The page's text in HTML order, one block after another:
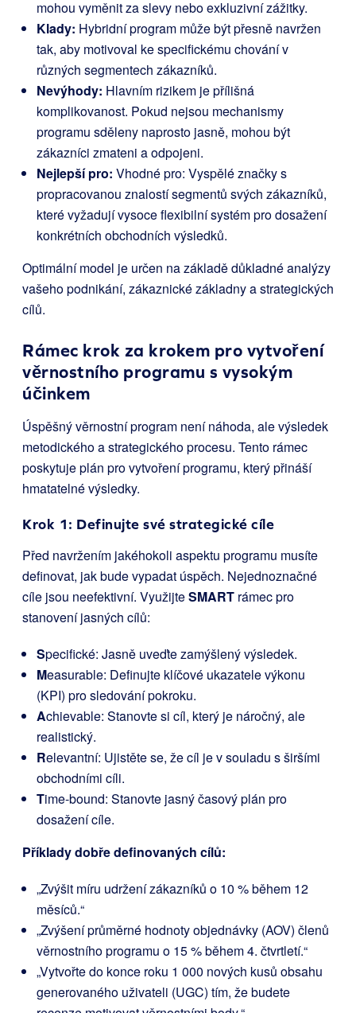
mohou vyměnit za slevy nebo exkluzivní zážitky.
Klady: Hybridní program může být přesně navržen
tak, aby motivoval ke specifickému chování v
různých segmentech zákazníků.
Nevýhody: Hlavním rizikem je přílišná
komplikovanost. Pokud nejsou mechanismy
programu sděleny naprosto jasně, mohou být
zákazníci zmateni a odpojeni.
Nejlepší pro: Vhodné pro: Vyspělé značky s
propracovanou znalostí segmentů svých zákazníků,
které vyžadují vysoce flexibilní systém pro dosažení
konkrétních obchodních výsledků.
Optimální model je určen na základě důkladné analýzy
vašeho podnikání, zákaznické základny a strategických
cílů.
Rámec krok za krokem pro vytvoření
věrnostního programu s vysokým
účinkem
Úspěšný věrnostní program není náhoda, ale výsledek
metodického a strategického procesu. Tento rámec
poskytuje plán pro vytvoření programu, který přináší
hmatatelné výsledky.
Krok 1: Definujte své strategické cíle
Před navržením jakéhokoli aspektu programu musíte
definovat, jak bude vypadat úspěch. Nejednoznačné
cíle jsou neefektivní. VyužijteSMART rámec pro
stanovení jasných cílů:
Specifické: Jasně uveďte zamýšlený výsledek.
Measurable: Definujte klíčové ukazatele výkonu
(KPI) pro sledování pokroku.
Achievable: Stanovte si cíl, který je náročný, ale
realistický.
Relevantní: Ujistěte se, že cíl je v souladu s širšími
obchodními cíli.
Time-bound: Stanovte jasný časový plán pro
dosažení cíle.
Příklady dobře definovaných cílů:
„Zvýšit míru udržení zákazníků o 10 % během 12
měsíců.“
„Zvýšení průměrné hodnoty objednávky (AOV) členů
věrnostního programu o 15 % během 4. čtvrtletí.“
„Vytvořte do konce roku 1 000 nových kusů obsahu
generovaného uživateli (UGC) tím, že budete